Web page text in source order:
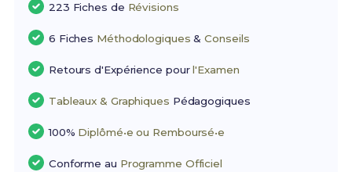
223 Fiches de Révisions
6 Fiches Méthodologiques &Conseils
Retours d'Expérience pourl'Examen
Tableaux & Graphiques Pédagogiques
100% Diplômé•e ou Remboursé•e
Conforme au Programme Officiel